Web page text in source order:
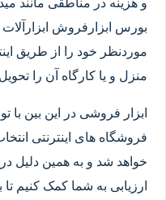
و هزینه در مناطقی مانند
بورس ابزارفروش
موردنظر خود را از طریق
منزل و یا کارگاه آن را
ابزار فروشی در این بین با
فروشگاه های اینترنتی
خواهد شد و به همین دلیل
ارزیابی به شما کمک کنیم تا